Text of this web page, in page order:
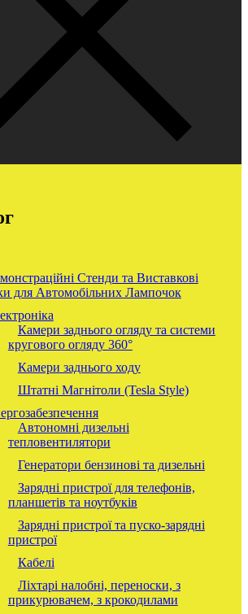
Стенди та Виставкові
для Автомобільних Лампочок
Камери заднього огляду та системи
кругового огляду 360°
Камери заднього ходу
Штатні Магнітоли (Tesla Style)
Автономні дизельні
тепловентилятори
Генератори бензинові та дизельні
Зарядні пристрої для телефонів,
планшетів та ноутбуків
Зарядні пристрої та пуско-зарядні
пристрої
Кабелі
Ліхтарі налобні, переноски, з
прикурювачем, з крокодилами